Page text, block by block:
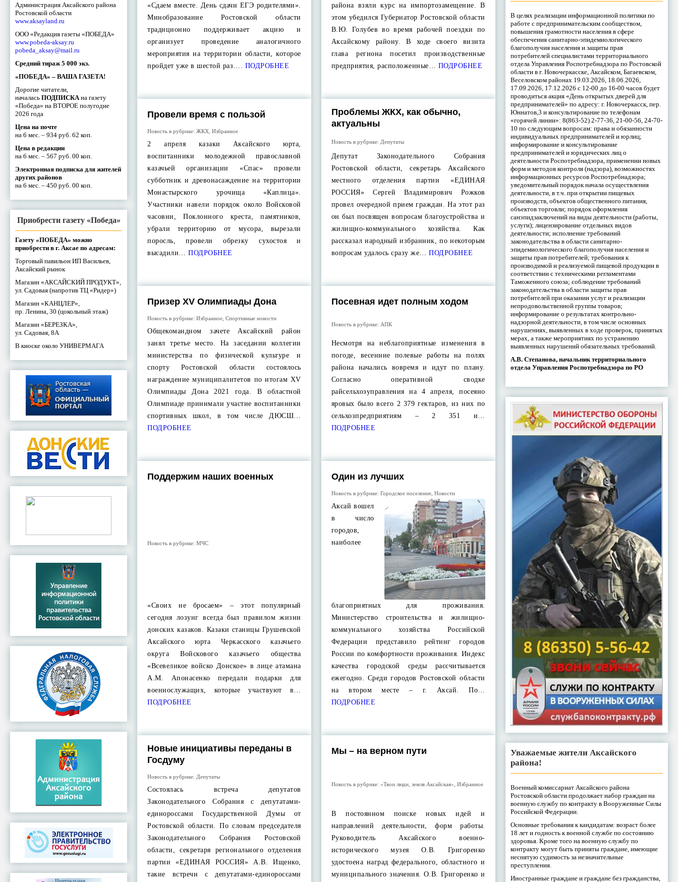
Администрация Аксайского района
Ростовской области
www.aksayland.ru
ООО «Редакция газеты «ПОБЕДА»
www.pobeda-aksay.ru
pobeda_aksay@mail.ru
Средний тираж 5 000 экз.
«ПОБЕДА» – ВАША ГАЗЕТА!
Дорогие читатели,
началась ПОДПИСКА на газету
«Победа» на ВТОРОЕ полугодие
2026 года
Цена на почте
на 6 мес. – 934 руб. 62 коп.
Цена в редакции
на 6 мес. – 567 руб. 00 коп.
Электронная подписка для жителей
других районов
на 6 мес. – 450 руб. 00 коп.
Приобрести газету «Победа»
Газету «ПОБЕДА» можно
приобрести в г. Аксае по адресам:
Торговый павильон ИП Васильев,
Аксайский рынок
Магазин «АКСАЙСКИЙ ПРОДУКТ»,
ул. Садовая (напротив ТЦ «Ридер»)
Магазин «КАНЦЛЕР»,
пр. Ленина, 30 (цокольный этаж)
Магазин «БЕРЕЗКА»,
ул. Садовая, 8А
В киоске около УНИВЕРМАГА
«Сдаем вместе. День сдачи ЕГЭ родителями».
Минобразование Ростовской области
традиционно поддерживает акцию и
организует проведение аналогичного
мероприятия на территории области, которое
пройдет уже в шестой раз…. ПОДРОБНЕЕ
района взяли курс на импортозамещение. В
этом убедился Губернатор Ростовской области
В.Ю. Голубев во время рабочей поездки по
Аксайскому району. В ходе своего визита
глава региона посетил производственные
предприятия, расположенные… ПОДРОБНЕЕ
Провели время с пользой
Новость в рубрике:ЖКХ ,Избранное
2 апреля казаки Аксайского юрта,
воспитанники молодежной православной
казачьей организации «Спас» провели
субботник и древонасаждение на территории
Монастырского урочища «Каплица».
Участники навели порядок около Войсковой
часовни, Поклонного креста, памятников,
убрали территорию от мусора, вырезали
поросль, провели обрезку сухостоя и
высадили… ПОДРОБНЕЕ
Проблемы ЖКХ, как обычно,
актуальны
Новость в рубрике: Депутаты
Депутат Законодательного Собрания
Ростовской области, секретарь Аксайского
местного отделения партии «ЕДИНАЯ
РОССИЯ» Сергей Владимирович Рожков
провел очередной прием граждан. На этот раз
он был посвящен вопросам благоустройства и
жилищно-коммунального хозяйства. Как
рассказал народный избранник, по некоторым
вопросам удалось сразу же… ПОДРОБНЕЕ
Призер XV Олимпиады Дона
Новость в рубрике:Избранное ,Спортивные новости
Общекомандном зачете Аксайский район
занял третье место. На заседании коллегии
министерства по физической культуре и
спорту Ростовской области состоялось
награждение муниципалитетов по итогам XV
Олимпиады Дона 2021 года. В областной
Олимпиаде принимали участие воспитанники
спортивных школ, в том числе ДЮСШ…
ПОДРОБНЕЕ
Посевная идет полным ходом
Новость в рубрике: АПК
Несмотря на неблагоприятные изменения в
погоде, весенние полевые работы на полях
района начались вовремя и идут по плану.
Согласно оперативной сводке
райсельхозуправления на 4 апреля, посеяно
яровых было всего 2 379 гектаров, из них по
сельхозпредприятиям – 2 351 и…
ПОДРОБНЕЕ
Поддержим наших военных
Новость в рубрике:МЧС
«Своих не бросаем» – этот популярный
сегодня лозунг всегда был правилом жизни
донских казаков. Казаки станицы Грушевской
Аксайского юрта Черкасского казачьего
округа Войскового казачьего общества
«Всевеликое войско Донское» в лице атамана
А.М. Апонасенко передали подарки для
военнослужащих, которые участвуют в…
ПОДРОБНЕЕ
Один из лучших
Новость в рубрике: Городское поселение, Новости
Аксай вошел
в число
городов,
наиболее
благоприятных для проживания.
Министерство строительства и жилищно-
коммунального хозяйства Российской
Федерации представило рейтинг городов
России по комфортности проживания. Индекс
качества городской среды рассчитывается
ежегодно. Среди городов Ростовской области
на втором месте – г. Аксай. По…
ПОДРОБНЕЕ
Новые инициативы переданы в
Госдуму
Новость в рубрике: Депутаты
Состоялась встреча депутатов
Законодательного Собрания с депутатами-
единороссами Государственной Думы от
Ростовской области. По словам председателя
Законодательного Собрания Ростовской
области, секретаря регионального отделения
партии «ЕДИНАЯ РОССИЯ» А.В. Ищенко,
такие встречи с депутатами-единороссами
Мы – на верном пути
Новость в рубрике: «Твои люди, земля Аксайская» Избранное
В постоянном поиске новых идей и
направлений деятельности, форм работы.
Руководитель Аксайского военно-
исторического музея О.В. Григоренко
удостоена наград федерального, областного и
муниципального значения. О.В. Григоренко и
В целях реализации информационной политики по
работе с предпринимательским сообществом,
повышения грамотности населения в сфере
обеспечения санитарно-эпидемиологического
благополучия населения и защиты прав
потребителей специалистами территориального
отдела Управления Роспотребнадзора по Ростовской
области в г. Новочеркасске, Аксайском, Багаевском,
Веселовском районах 19.03.2026, 18.06.2026,
17.09.2026, 17.12.2026 с 12-00 до 16-00 часов будет
проводиться акция «День открытых дверей для
предпринимателей» по адресу: г. Новочеркасск, пер.
Юннатов,3 и консультирование по телефонам
«горячей линии»: 8(863-52) 2-77-36, 21-00-56, 24-70-
10 по следующим вопросам: права и обязанности
индивидуальных предпринимателей и юрлиц;
информирование и консультирование
предпринимателей и юридических лиц о
деятельности Роспотребнадзора, применении новых
форм и методов контроля (надзора), возможностях
информационных ресурсов Роспотребнадзора;
уведомительный порядок начала осуществления
деятельности, в т.ч. при открытии пищевых
производств, объектов общественного питания,
объектов торговли; порядок оформления
санэпидзаключений на виды деятельности (работы,
услуги); лицензирование отдельных видов
деятельности; исполнение требований
законодательства в области санитарно-
эпидемиологического благополучия населения и
защиты прав потребителей; требования к
производимой и реализуемой пищевой продукции в
соответствии с техническими регламентами
Таможенного союза; соблюдение требований
законодательства в области защиты прав
потребителей при оказании услуг и реализации
непродовольственной группы товаров;
информирование о результатах контрольно-
надзорной деятельности, в том числе основных
нарушениях, выявленных в ходе проверок, принятых
мерах, а также мероприятиях по устранению
выявленных нарушений обязательных требований.
А.В. Степанова, начальник территориального
отдела Управления Роспотребнадзора по РО
Уважаемые жители Аксайского
района!
Военный комиссариат Аксайского района
Ростовской области продолжает набор граждан на
военную службу по контракту в Вооруженные Силы
Российской Федерации.
Основные требования к кандидатам: возраст более
18 лет и годность к военной службе по состоянию
здоровья. Кроме того на военную службу по
контракту могут быть приняты граждане, имеющие
неснятую судимость за незначительные
преступления.
Иностранные граждане и граждане без гражданства,